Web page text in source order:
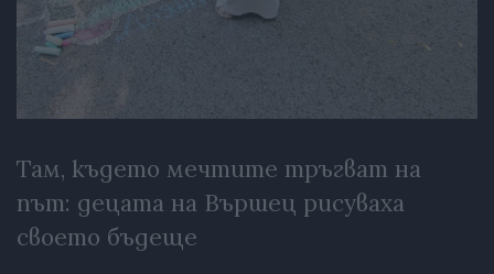
Там, където мечтите тръгват на
път: децата на Вършец рисуваха
своето бъдеще